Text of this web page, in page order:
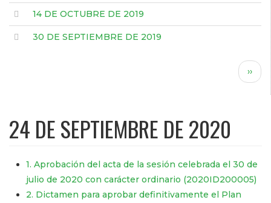
14 DE OCTUBRE DE 2019
30 DE SEPTIEMBRE DE 2019
››
24 DE SEPTIEMBRE DE 2020
1. Aprobación del acta de la sesión celebrada el 30 de
julio de 2020 con carácter ordinario (2020ID200005)
2. Dictamen para aprobar definitivamente el Plan